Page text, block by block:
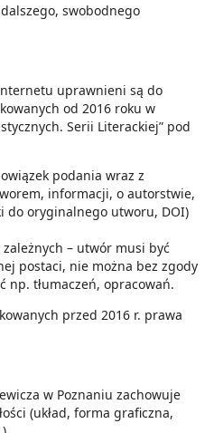
swobodnego
uprawnieni są do
od 2016 roku w
Serii Literackiej” pod
podania wraz z
informacji, o autorstwie,
do oryginalnego utworu, DOI)
– utwór musi być
postaci, nie można bez zgody
np. tłumaczeń, opracowań.
przed 2016 r. prawa
w Poznaniu zachowuje
(układ, forma graficzna,